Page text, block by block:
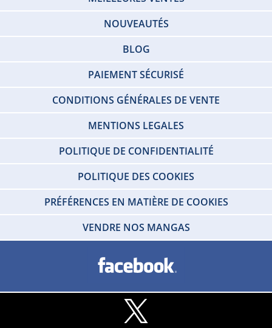
NOUVEAUTÉS
BLOG
PAIEMENT SÉCURISÉ
CONDITIONS GÉNÉRALES DE VENTE
MENTIONS LEGALES
POLITIQUE DE CONFIDENTIALITÉ
POLITIQUE DES COOKIES
PRÉFÉRENCES EN MATIÈRE DE COOKIES
VENDRE NOS MANGAS